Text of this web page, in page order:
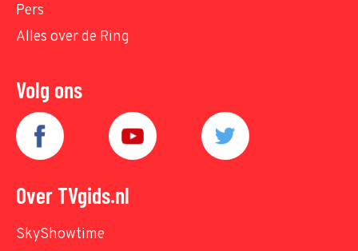
Pers
Alles over de Ring
Volg ons
Over TVgids.nl
SkyShowtime